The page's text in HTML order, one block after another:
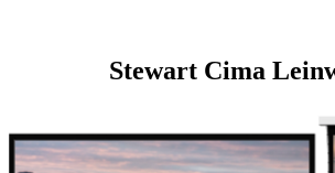
Stewart Cima